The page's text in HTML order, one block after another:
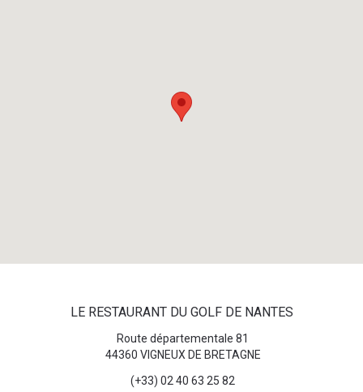
LE RESTAURANT DU GOLF DE NANTES
Route départementale 81
44360 VIGNEUX DE BRETAGNE
(+33) 02 40 63 25 82